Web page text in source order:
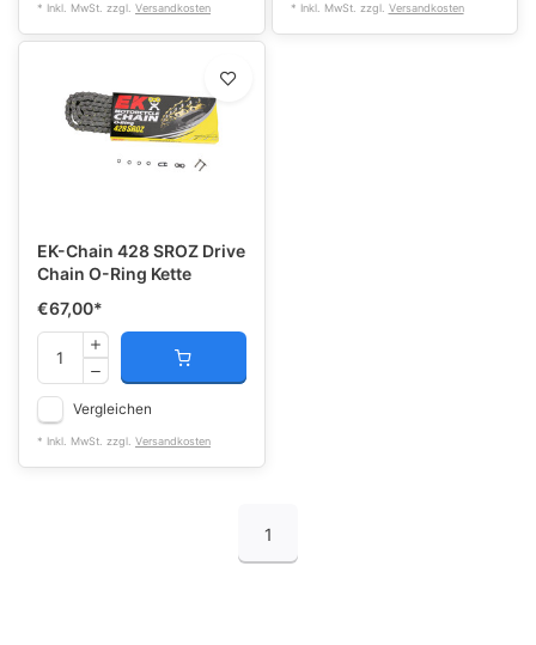
* Inkl. MwSt. zzgl. Versandkosten * Inkl. MwSt. zzgl. Versandkosten
EK-Chain 428 SROZ Drive
Chain O-Ring Kette
€67,00*
Vergleichen
* Inkl. MwSt. zzgl. Versandkosten
1